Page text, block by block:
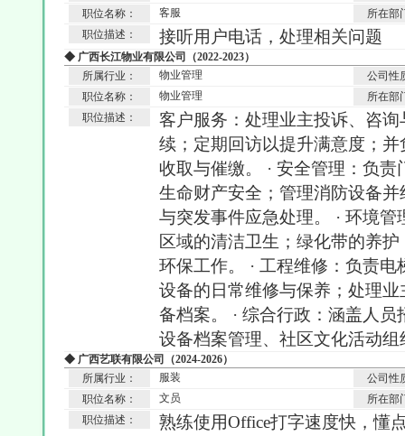
职位名称：
客服
所在部
职位描述：
接听用户电话，处理相关问题
◆ 广西长江物业有限公司（2022-2023）
所属行业：
物业管理
公司性
职位名称：
物业管理
所在部
职位描述：
客户服务：处理业主投诉、咨
续；定期回访以提升满意度；
收取与催缴。 · 安全管理：负
生命财产安全；管理消防设备
与突发事件应急处理。 · 环境
区域的清洁卫生；绿化带的养
环保工作。 · 工程维修：负责
设备的日常维修与保养；处理
备档案。 · 综合行政：涵盖人
设备档案管理、社区文化活动
◆ 广西艺联有限公司（2024-2026）
所属行业：
服装
公司性
职位名称：
文员
所在部
职位描述：
熟练使用Office打字速度快，懂